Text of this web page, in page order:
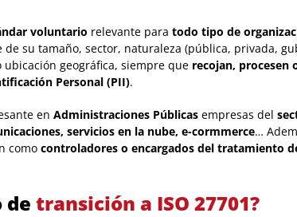
voluntario relevante para todo tipo de
su tamaño, sector, naturaleza (pública, privada,
geográfica, siempre que recojan, procesen
Personal (PII).
en Administraciones Públicasempresas del
servicios en la nube, e-cormmerce…
como controladores o encargados del tratamiento
de transición a ISO 27701?